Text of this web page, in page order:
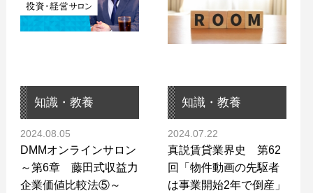
知識・教養
2024.08.05
DMMオンラインサロン
～第6章 藤田式収益力
企業価値比較法⑤～
知識・教養
2024.07.22
真説賃貸業界史 第62
回「物件動画の先駆者
は事業開始2年で倒産」